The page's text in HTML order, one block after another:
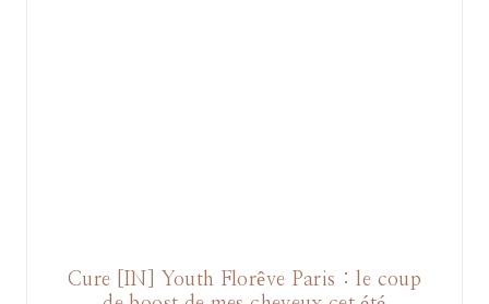
Cure [IN] Youth Florêve Paris : le coup